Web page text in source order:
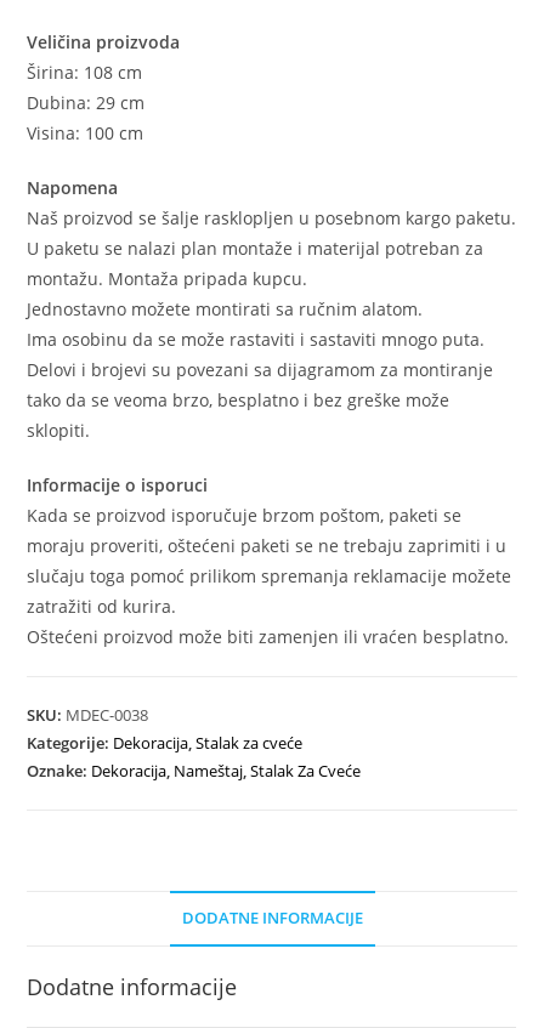
Veličina proizvoda
Širina: 108 cm
Dubina: 29 cm
Visina: 100 cm
Napomena
Naš proizvod se šalje rasklopljen u posebnom kargo paketu.
U paketu se nalazi plan montaže i materijal potreban za
montažu. Montaža pripada kupcu.
Jednostavno možete montirati sa ručnim alatom.
Ima osobinu da se može rastaviti i sastaviti mnogo puta.
Delovi i brojevi su povezani sa dijagramom za montiranje
tako da se veoma brzo, besplatno i bez greške može
sklopiti.
Informacije o isporuci
Kada se proizvod isporučuje brzom poštom, paketi se
moraju proveriti, oštećeni paketi se ne trebaju zaprimiti i u
slučaju toga pomoć prilikom spremanja reklamacije možete
zatražiti od kurira.
Oštećeni proizvod može biti zamenjen ili vraćen besplatno.
SKU: MDEC-0038
Kategorije: Dekoracija ,Stalak za cveće
Oznake: Dekoracija Nameštaj ,Stalak Za Cveće
DODATNE INFORMACIJE
Dodatne informacije